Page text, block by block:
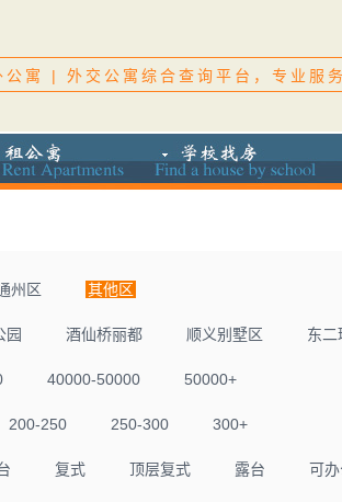
寓 | 外交公寓综合查询平台，专业服
州区 其他区
园 酒仙桥丽都 顺义别墅区 东二
40000-50000 50000+
200-250 250-300 300+
复式 顶层复式 露台 可